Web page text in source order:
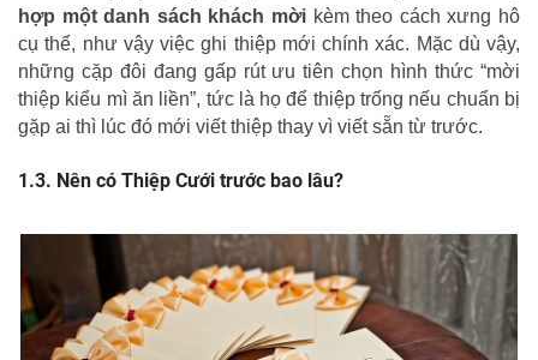
hợp một danh sách khách mời kèm theo cách xưng hô
cụ thể, như vậy việc ghi thiệp mới chính xác. Mặc dù vậy,
những cặp đôi đang gấp rút ưu tiên chọn hình thức “mời
thiệp kiểu mì ăn liền”, tức là họ để thiệp trống nếu chuẩn bị
gặp ai thì lúc đó mới viết thiệp thay vì viết sẵn từ trước.
Nên có Thiệp Cưới trước bao lâu?